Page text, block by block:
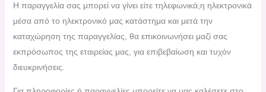
H παραγγελία σας μπορεί να γίνει είτε τηλεφωνικά,η ηλεκτρονικά
μέσα από το ηλεκτρονικό μας κατάστημα και μετά την
καταχώρηση της παραγγελίας, θα επικοινωνήσει μαζί σας
εκπρόσωπος της εταιρείας μας, για επιβεβαίωση και τυχόν
διευκρινήσεις.